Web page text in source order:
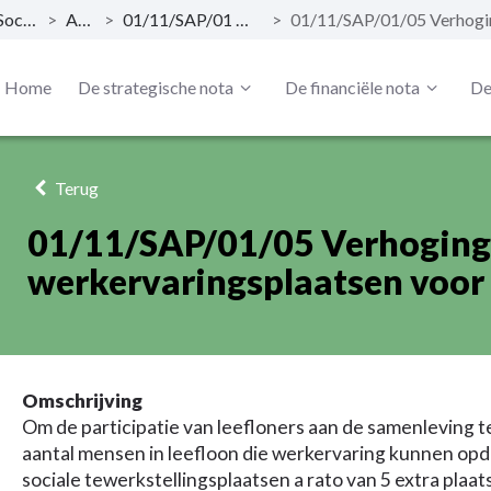
01/11 Sociale dienstverlening > Actieplan > 01/11/SAP/01 Werkervaring kansengroepen >
Home De strategische nota De financiële nota
Terug
01/11/SAP/01/05
werkervaringsplaatsen voor
Omschrijving
Om de participatie van leefloners aan de samenleving
aantal mensen in leefloon die werkervaring kunnen
sociale tewerkstellingsplaatsen a rato van 5 extra